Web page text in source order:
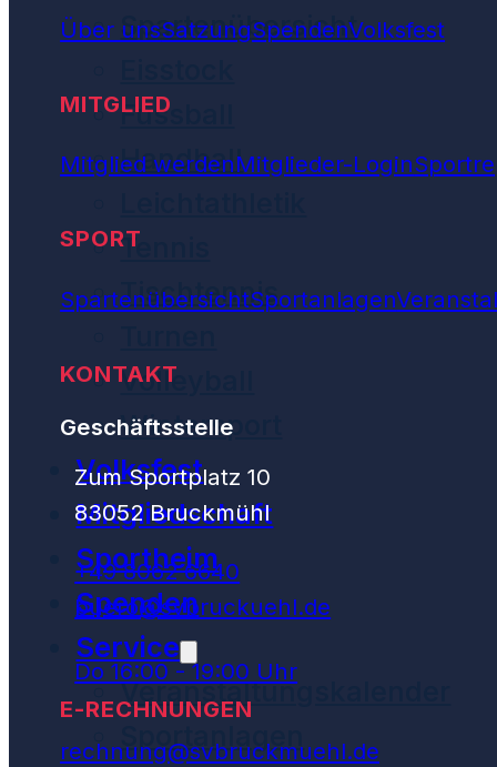
Spartenübersicht
Fussball
Handball
Tennis
Tischtennis
Volleyball
Wintersport
Volksfest
Mitgliedschaft
Sportheim
Spenden
Service
Veranstaltungskalender
Sportanlagen
Über unsSatzungSpendenVolksfest
MITGLIED
Mitglied werdenMitglieder-Login
SPORT
SpartenübersichtSportanlagen
KONTAKT
Geschäftsstelle
Zum Sportplatz 10
83052 Bruckmühl
+49 8062 6640
buero@svbruckuehl.de
Do 16:00 - 19:00 Uhr
E-RECHNUNGEN
rechnung@svbruckmuehl.de